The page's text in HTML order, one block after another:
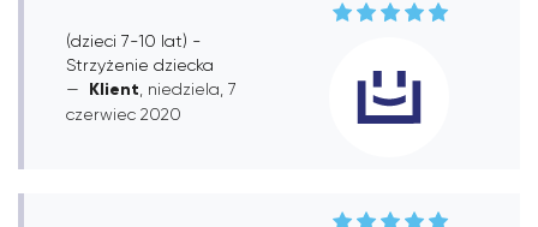
(dzieci 7-10 lat) -
Strzyżenie dziecka
Klient , niedziela, 7
czerwiec 2020